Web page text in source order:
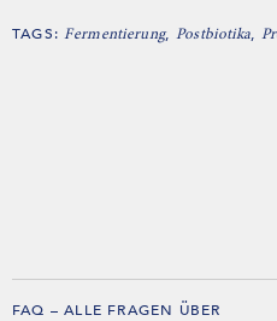
TAGS:Fermentierung, Postbiotika,
FAQ – ALLE FRAGEN ÜBER